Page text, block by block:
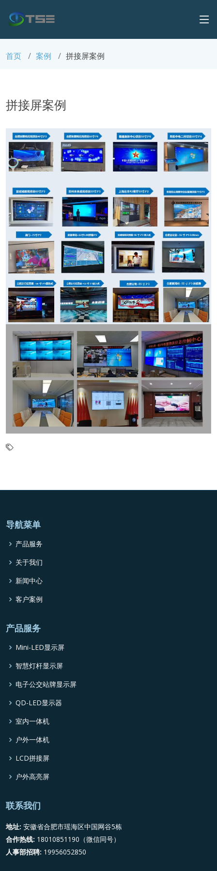
首页 案例 拼接屏案例
拼接屏案例
导航菜单
产品服务
关于我们
新闻中心
客户案例
产品服务
Mini-LED显示屏
智慧灯杆显示屏
电子公交站牌显示屏
QD-LED显示器
室内一体机
户外一体机
LCD拼接屏
户外高亮屏
联系我们
地址: 安徽省合肥市瑶海区中国网谷5栋
合作热线: 18010851190（微信同号）
人事部招聘: 19956052850